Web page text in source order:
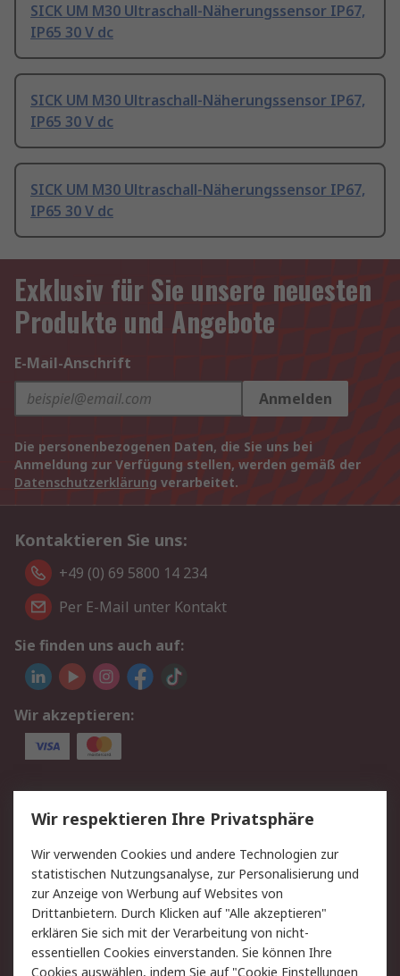
SICK UM M30 Ultraschall-Näherungssensor IP67,
IP65 30 V dc
SICK UM M30 Ultraschall-Näherungssensor IP67,
IP65 30 V dc
SICK UM M30 Ultraschall-Näherungssensor IP67,
IP65 30 V dc
Exklusiv für Sie unsere neuesten
Produkte und Angebote
E-Mail-Anschrift
Anmelden
Die personenbezogenen Daten, die Sie uns bei
Anmeldung zur Verfügung stellen, werden gemäß der
Datenschutzerklärung verarbeitet.
Kontaktieren Sie uns:
+49 (0) 69 5800 14 234
Per E-Mail unter Kontakt
Sie finden uns auch auf:
Wir akzeptieren:
Service
Value Added Services
Lieferlösungen
Rücksendungen
Kontakt
Hilfe
Privatkunden
Rechtliches
AGB
Datenschutz
Wir respektieren Ihre Privatsphäre
Wir verwenden Cookies und andere Technologien zur
statistischen Nutzungsanalyse, zur Personalisierung und
zur Anzeige von Werbung auf Websites von
Drittanbietern. Durch Klicken auf "Alle akzeptieren"
erklären Sie sich mit der Verarbeitung von nicht-
essentiellen Cookies einverstanden. Sie können Ihre
Cookies auswählen, indem Sie auf "Cookie Einstellungen